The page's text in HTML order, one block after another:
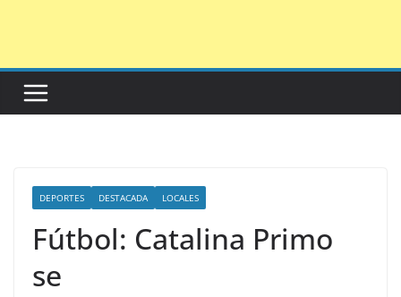
DEPORTES DESTACADA LOCALES
Fútbol: Catalina Primo
se